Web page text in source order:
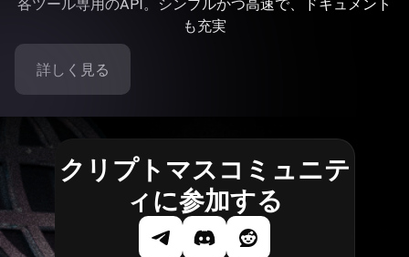
各ツール専用のAPI。シンプルかつ高速で、ドキュメント
も充実
詳しく見る
クリプトマスコミュニテ
ィに参加する